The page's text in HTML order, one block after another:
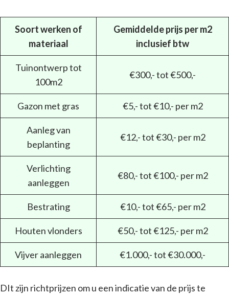
Soort werken of
materiaal
Gemiddelde prijs per m2
inclusief btw
Tuinontwerp tot
100m2
€300,- tot €500,-
Gazon met gras €5,- tot €10,- per m2
Aanleg van
beplanting
€12,- tot €30,- per m2
Verlichting
aanleggen
€80,- tot €100,- per m2
Bestrating €10,- tot €65,- per m2
Houten vlonders €50,- tot €125,- per m2
Vijver aanleggen €1.000,- tot €30.000,-
DIt zijn richtprijzen om u een indicatie van de prijs te